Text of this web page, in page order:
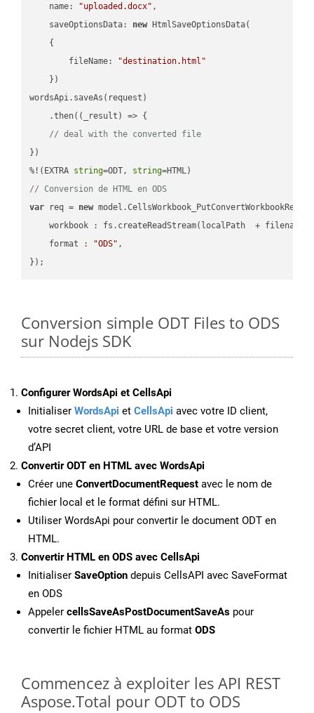
name: "uploaded.docx" ,
saveOptionsData: new HtmlSaveOptionsData(
    {
fileName:
"destination.html"
    })
wordsApi.saveAs(request)
    .then(
( _result ) => {
// deal with the converted file
})
%!(EXTRA string=ODT, string
// Conversion de HTML en ODS
var req = new
workbook : fs.createReadStream(localPath  + filename
format : "ODS" ,
Conversion simple ODT Files to ODS
sur Nodejs SDK
Configurer WordsApi et CellsApi
Initialiser WordsApi et CellsApi avec votre ID client,
votre secret client, votre URL de base et votre version
d’API
Convertir ODT en HTML avec WordsApi
Créer une ConvertDocumentRequest avec le nom de
fichier local et le format défini sur HTML.
Utiliser WordsApi pour convertir le document ODT en
HTML.
Convertir HTML en ODS avec CellsApi
Initialiser SaveOption depuis CellsAPI avec SaveFormat
en ODS
Appeler cellsSaveAsPostDocumentSaveAs pour
convertir le fichier HTML au format ODS
Commencez à exploiter les API REST
Aspose.Total pour ODT to ODS